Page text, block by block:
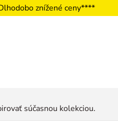
znížené ceny****
súčasnou kolekciou.